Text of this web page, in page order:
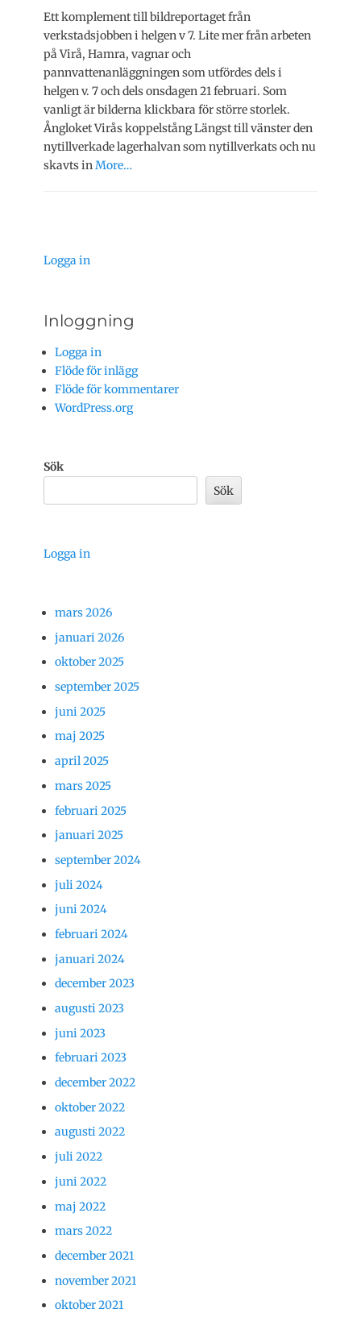
Ett komplement till bildreportaget från
verkstadsjobben i helgen v 7. Lite mer från arbeten
på Virå, Hamra, vagnar och
pannvattenanläggningen som utfördes dels i
helgen v. 7 och dels onsdagen 21 februari. Som
vanligt är bilderna klickbara för större storlek.
Ångloket Virås koppelstång Längst till vänster den
nytillverkade lagerhalvan som nytillverkats och nu
skavts inMore…
Logga in
Inloggning
Logga in
Flöde för inlägg
Flöde för kommentarer
WordPress.org
Sök
Sök
Logga in
mars 2026
januari 2026
oktober 2025
september 2025
juni 2025
maj 2025
april 2025
mars 2025
februari 2025
januari 2025
september 2024
juli 2024
juni 2024
februari 2024
januari 2024
december 2023
augusti 2023
juni 2023
februari 2023
december 2022
oktober 2022
augusti 2022
juli 2022
juni 2022
maj 2022
mars 2022
december 2021
november 2021
oktober 2021